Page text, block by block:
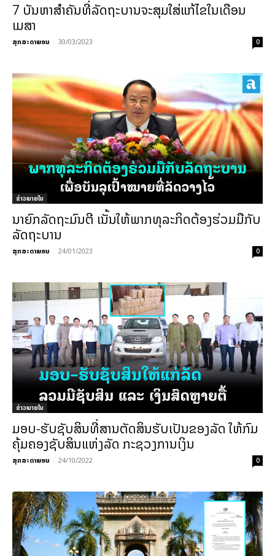
7 ບັນຫາສຳຄັນທີ່ລັດຖະບານຈະສຸມໃສ່ແກ້ໄຂໃນເດືອນ
ເມສາ
ສຸກສະດາພອນ - 30/03/2023 0
ຂ່າວພາຍ​ໃນ
ນາຍົກລັດຖະມົນຕີ ເນັ້ນໃຫ້ພາກທຸລະກິດຕ້ອງຮ່ວມມືກັບ
ລັດຖະບານ
ສຸກສະດາພອນ - 24/01/2023 0
ຂ່າວພາຍ​ໃນ
ມອບ-ຮັບຊັບສິນທີ່ສານຕັດສິນຮັບເປັນຂອງລັດ ໃຫ້ກົມ
ຄຸ້ມຄອງຊັບສິນແຫ່ງລັດ ກະຊວງການເງິນ
ສຸກສະດາພອນ - 24/10/2022 0